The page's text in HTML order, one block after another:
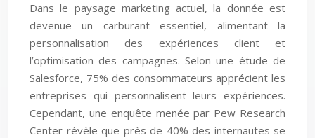
Dans le paysage marketing actuel, la donnée est
devenue un carburant essentiel, alimentant la
personnalisation des expériences client et
l’optimisation des campagnes. Selon une étude de
Salesforce, 75% des consommateurs apprécient les
entreprises qui personnalisent leurs expériences.
Cependant, une enquête menée par Pew Research
Center révèle que près de 40% des internautes se